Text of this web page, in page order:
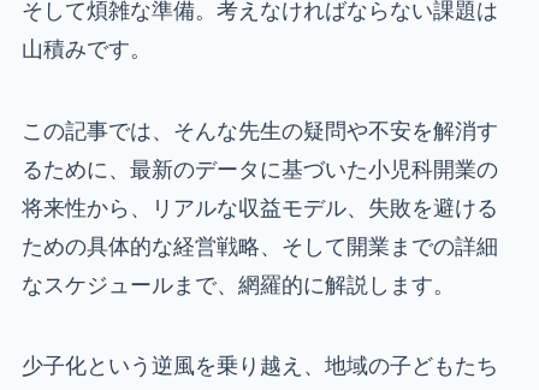
そして煩雑な準備。考えなければならない課題は
山積みです。
この記事では、そんな先生の疑問や不安を解消す
るために、最新のデータに基づいた小児科開業の
将来性から、リアルな収益モデル、失敗を避ける
ための具体的な経営戦略、そして開業までの詳細
なスケジュールまで、網羅的に解説します。
少子化という逆風を乗り越え、地域の子どもたち